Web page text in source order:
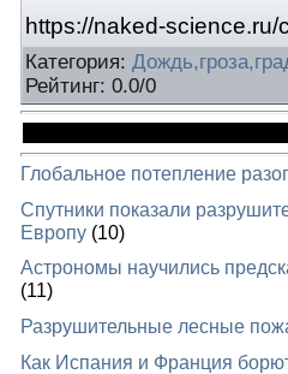
https://naked-
Категория:
Рейтинг: 0.0/0
Глобальное потепление
Спутники показали
Европу (10)
Астрономы научились
(11)
Разрушительные лесные
Как Испания и Франция